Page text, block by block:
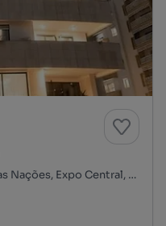
Avenida Dom João II - Parque das Nações, Expo Central, Parque das Nações, Lisboa, Lisboa